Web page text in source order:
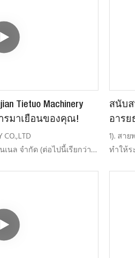
Tietuo Machinery
ารมาเยือนของคุณ!
CO.,LTD
นล จำกัด (ต่อไปนี้เรียกว่า
กล่าวได้แก่ โรงงานผสม
ฟัลต์ร้อน โรงงานรีไซเคิล
แห้ง และอุปกรณ์บดและคัด
สนับส
อารย
1). สา
ทำให้
แต่ช่ว
เสถีย
4) ถั